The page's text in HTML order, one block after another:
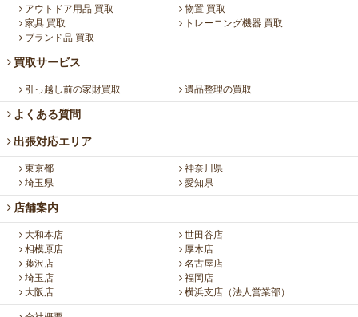
アウトドア用品 買取
物置 買取
家具 買取
トレーニング機器 買取
ブランド品 買取
買取サービス
引っ越し前の家財買取 遺品整理の買取
よくある質問
出張対応エリア
東京都
神奈川県
埼玉県
愛知県
店舗案内
大和本店
世田谷店
相模原店
厚木店
藤沢店
名古屋店
埼玉店
福岡店
大阪店
横浜支店（法人営業部）